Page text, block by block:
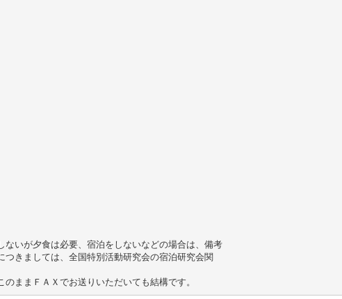
ないが夕食は必要、宿泊をしないなどの場合は、備考
きましては、全国特別活動研究会の宿泊研究会関